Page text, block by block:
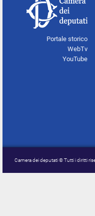
Portale storico
WebTv
YouTube
Camera dei deputati © Tutti i diritti